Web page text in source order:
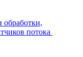
обработки,
потока